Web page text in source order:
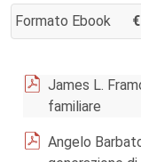
Formato Ebook
AGGIUNGI AL
James L.
familiare
Angelo